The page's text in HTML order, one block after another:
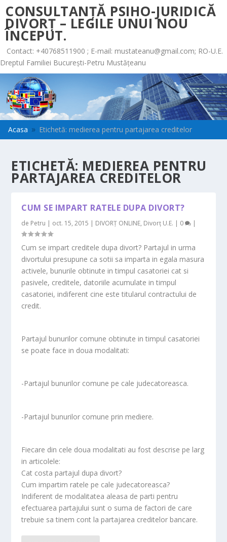
CONSULTANȚĂ PSIHO-JURIDICĂ
DIVORȚ – LEGILE UNUI NOU
ÎNCEPUT.
Contact: +40768511900 ; E-mail: mustateanu@gmail.com; RO-U.E.
Dreptul Familiei București-Petru Mustățeanu
Acasa 9 Etichetă: medierea pentru partajarea creditelor
ETICHETĂ: MEDIEREA PENTRU
PARTAJAREA CREDITELOR
CUM SE IMPART RATELE DUPA DIVORT?
de Petru | oct. 15, 2015 | DIVORȚ ONLINE, Divorț U.E. | 0 |
Cum se impart creditele dupa divort? Partajul in urma
divortului presupune ca sotii sa imparta in egala masura
activele, bunurile obtinute in timpul casatoriei cat si
pasivele, creditele, datoriile acumulate in timpul
casatoriei, indiferent cine este titularul contractului de
credit.
Partajul bunurilor comune obtinute in timpul casatoriei
se poate face in doua modalitati:
-Partajul bunurilor comune pe cale judecatoreasca.
-Partajul bunurilor comune prin mediere.
Fiecare din cele doua modalitati au fost descrise pe larg
in articolele:
Cat costa partajul dupa divort?
Cum impartim ratele pe cale judecatoreasca?
Indiferent de modalitatea aleasa de parti pentru
efectuarea partajului sunt o suma de factori de care
trebuie sa tinem cont la partajarea creditelor bancare.